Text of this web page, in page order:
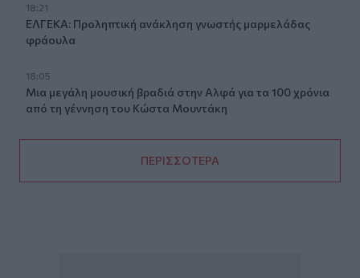
18:21
ΕΛΓΕΚΑ: Προληπτική ανάκληση γνωστής μαρμελάδας
φράουλα
18:05
Μια μεγάλη μουσική βραδιά στην Αλφά για τα 100 χρόνια
από τη γέννηση του Κώστα Μουντάκη
ΠΕΡΙΣΣΟΤΕΡΑ